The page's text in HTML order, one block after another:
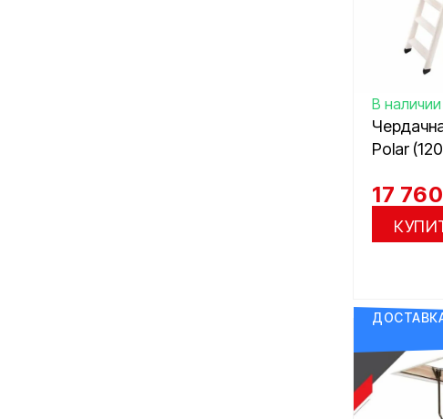
В наличии
Polar
17 760